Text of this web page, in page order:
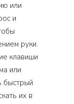
или
и
руки.
клавиши
или
быстрый
их в